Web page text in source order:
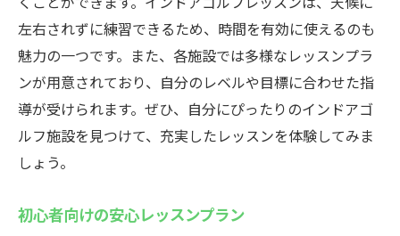
周辺のオススメスポット紹介
初心者に優しい藤沢駅のゴルフレッスン
上級者も満足の練習環境
各施設の推薦ポイント
快適な練習スペースの選び方
藤沢駅近くでのおすすめ施設
左右されずに練習できるため、時間を有効に使えるのも
魅力の一つです。また、各施設では多様なレッスンプラ
ンが用意されており、自分のレベルや目標に合わせた指
導が受けられます。ぜひ、自分にぴったりのインドアゴ
ルフ施設を見つけて、充実したレッスンを体験してみま
しょう。
初心者向けの安心レッスンプラン